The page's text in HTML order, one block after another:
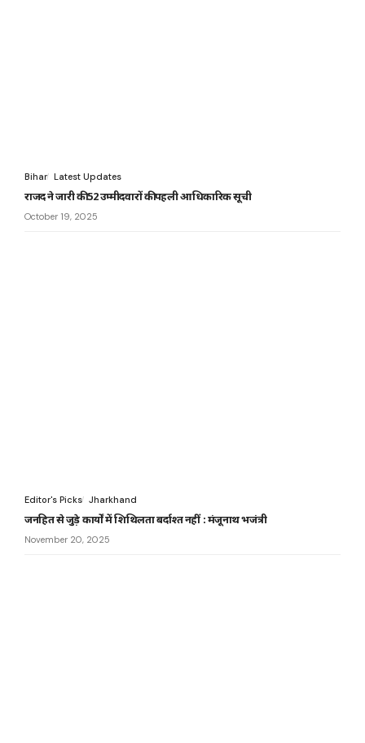
Bihar Latest Updates
राजद ने जारी की 52 उम्मीदवारों की पहली आधिकारिक सूची
October 19, 2025
Editor's Picks Jharkhand
जनहित से जुड़े कार्यों में शिथिलता बर्दाश्त नहीं : मंजूनाथ भजंत्री
November 20, 2025